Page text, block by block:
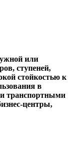
или
ступеней,
стойкостью к
в
транспортными
центры,